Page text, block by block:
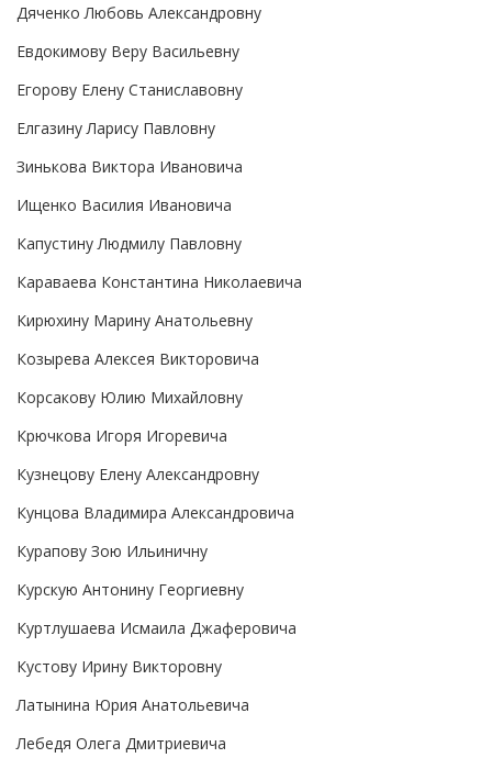
Дяченко Любовь Александровну
Евдокимову Веру Васильевну
Егорову Елену Станиславовну
Елгазину Ларису Павловну
Зинькова Виктора Ивановича
Ищенко Василия Ивановича
Капустину Людмилу Павловну
Караваева Константина Николаевича
Кирюхину Марину Анатольевну
Козырева Алексея Викторовича
Корсакову Юлию Михайловну
Крючкова Игоря Игоревича
Кузнецову Елену Александровну
Кунцова Владимира Александровича
Курапову Зою Ильиничну
Курскую Антонину Георгиевну
Куртлушаева Исмаила Джаферовича
Кустову Ирину Викторовну
Латынина Юрия Анатольевича
Лебедя Олега Дмитриевича